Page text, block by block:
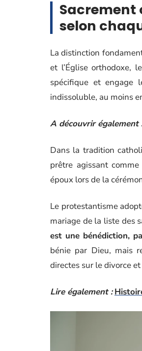
Sacrement
selon
La distinction
et l’Église orthodoxe,
spécifique et engage
indissoluble, au moins
A découvrir également
Dans la tradition
prêtre agissant
époux lors de la
Le protestantisme
mariage de la liste des
est une bénédiction,
bénie par Dieu, mais
directes sur le divorce
Lire également :